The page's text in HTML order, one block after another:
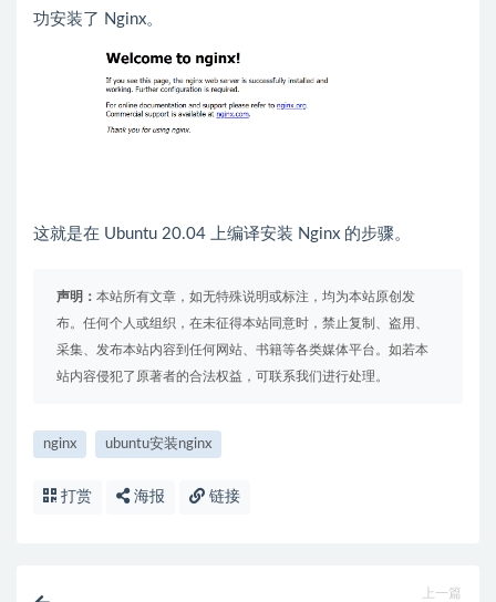
功安装了 Nginx。
这就是在 Ubuntu 20.04 上编译安装 Nginx 的步骤。
声明： 本站所有文章，如无特殊说明或标注，均为本站原创发
布。任何个人或组织，在未征得本站同意时，禁止复制、盗用、
采集、发布本站内容到任何网站、书籍等各类媒体平台。如若本
站内容侵犯了原著者的合法权益，可联系我们进行处理。
nginx ubuntu安装nginx
打赏 海报 链接
上一篇